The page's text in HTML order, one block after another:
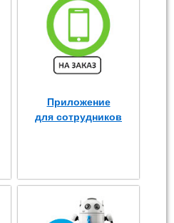
Приложение
для сотрудников